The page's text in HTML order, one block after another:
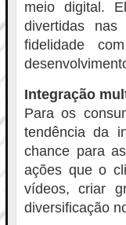
meio digital.
divertidas
fidelidade
Integração
Para os
tendência da
chance para
ações que o
vídeos, criar
diversificação